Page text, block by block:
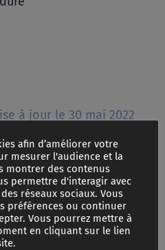
à jour le 30 mai 2022
en ligne
afin d’améliorer votre
mesurer l'audience et la
montrer des contenus
permettre d'interagir avec
réseaux sociaux. Vous
préférences ou continuer
Vous pourrez mettre à
en cliquant sur le lien